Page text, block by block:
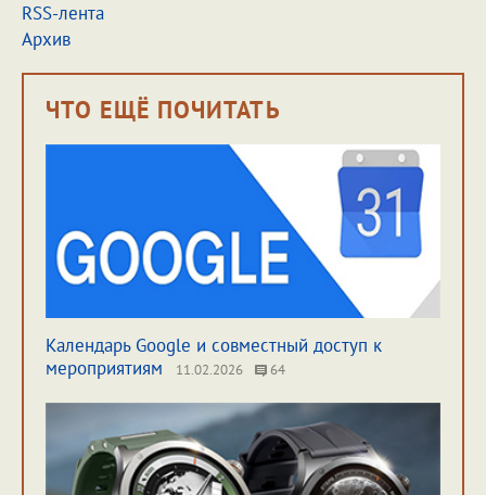
RSS-лента
Архив
ЧТО ЕЩЁ ПОЧИТАТЬ
Календарь Google и совместный доступ к
мероприятиям
11.02.2026 64